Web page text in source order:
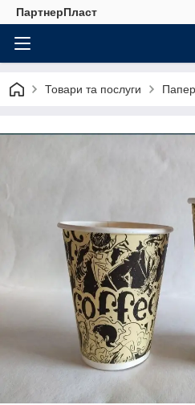
ПартнерПласт
Товари та послуги